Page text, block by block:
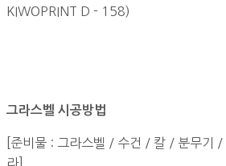
KIWOPRINT D - 158)
그라스벨 시공방법
[준비물 : 그라스벨 / 수건 / 칼 / 분무기 /
라]